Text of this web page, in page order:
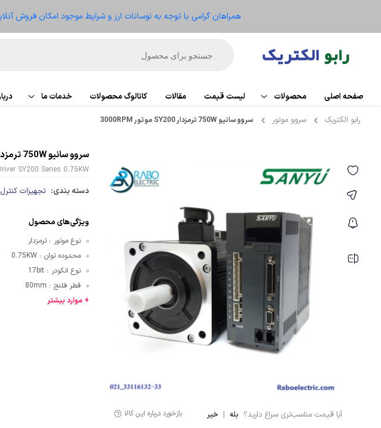
همراهان گرامی با توجه به نوسانات ارز و شرایط موجود امکان فروش
صفحه اصلی محصولات
اتوماسیون
ریموت IO
سنسور القایی
سنسور خازنی
الکترومکانیکال
ابزار دقیق و ترانسمیتر
تجهیزات کنترلر
لوازم اندازه گیری
لیمیت سوئیچ
سنسور فشار
لیست قیمت مقالات کاتالوگ محصولات خدمات ما
تعمیر تجهیزات
رابو الکتریک
سروو موتور سروو سانیو 750W ترمزدار SY200 موتور 3000RPM
آیا قیمت مناسب‌تری سراغ دارید؟ بله | خیر بازخورد درباره این کالا
سروو سانیو 750W ترمزدار SY200 موتور 3000RPM
SY200 Series 0.75KW
دسته بندی: تجهیزات
ویژگی‌های محصول
نوع موتور : ترمزدار
محدوده توان :
0.75KW
نوع انکودر :
17bit
قطر فلنج :
80mm
+ موارد بیشتر